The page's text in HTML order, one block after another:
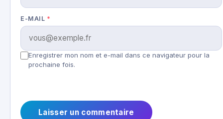
E-MAIL *
Enregistrer mon nom et e-mail dans ce navigateur pour la
prochaine fois.